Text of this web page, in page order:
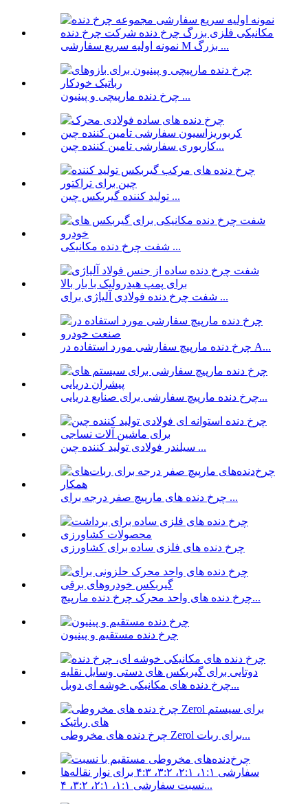
نمونه اولیه سریع سفارشی M بزرگ ...
چرخ دنده مارپیچی و پینیون ...
کاربوری سفارشی تامین کننده چین...
تولید کننده گیربکس چین ...
شفت چرخ دنده مکانیکی ...
شفت چرخ دنده فولادی آلیاژی برای ...
چرخ دنده مارپیچ سفارشی مورد استفاده در A...
چرخ دنده مارپیچ سفارشی برای صنایع دریایی...
سیلندر فولادی تولید کننده چین ...
چرخ دنده های مارپیچ صفر درجه برای ...
چرخ دنده های فلزی ساده برای کشاورزی
چرخ دنده های واحد محرک چرخ دنده مارپیچ...
چرخ دنده مستقیم و پینیون
چرخ دنده های مکانیکی خوشه ای دوبل...
چرخ دنده های مخروطی Zerol برای ربات...
نسبت سفارشی ۱:۱، ۲:۱، ۳:۲، ۴...